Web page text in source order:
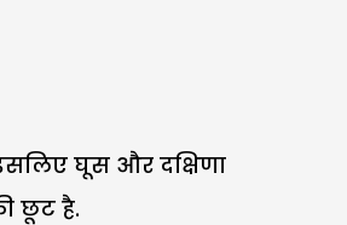
घूस और दक्षिणा
छूट है.